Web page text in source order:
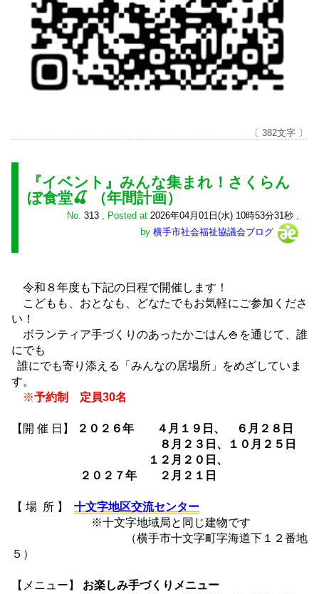
〔 382文字 〕
『イベント』みんな集まれ！さくらん
ぼ食堂🍒 （年間計画）
No. 313 , Posted at 2026年04月01日(水) 10時53分31秒 ,
by 横手市社会福祉協議会ブログ
令和８年度も下記の日程で開催します！
こどもも、おとなも、どなたでもお気軽にご参加くださ
い！
ボランティア手づくりのあったかごはん🍚を通じて、誰
にでも
誰にでも寄り添える「みんなの居場所」をめざしていま
す。
※予約制 定員30名
【開 催 日】
２０２６年 ４月１９日、 ６月２８日
８月２３日、１０月２５日
１２月２０日、
２０２７年 ２月２１日
【 場 所 】 十文字地区交流センター
※十文字地域局と同じ建物です
（横手市十文字町字海道下１２番地
５）
【メニュー】 お楽しみ手づくりメニュー